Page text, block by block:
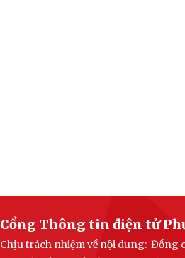
Cổng Thông tin điện tử
Chịu trách nhiệm về nội dung: Đồng